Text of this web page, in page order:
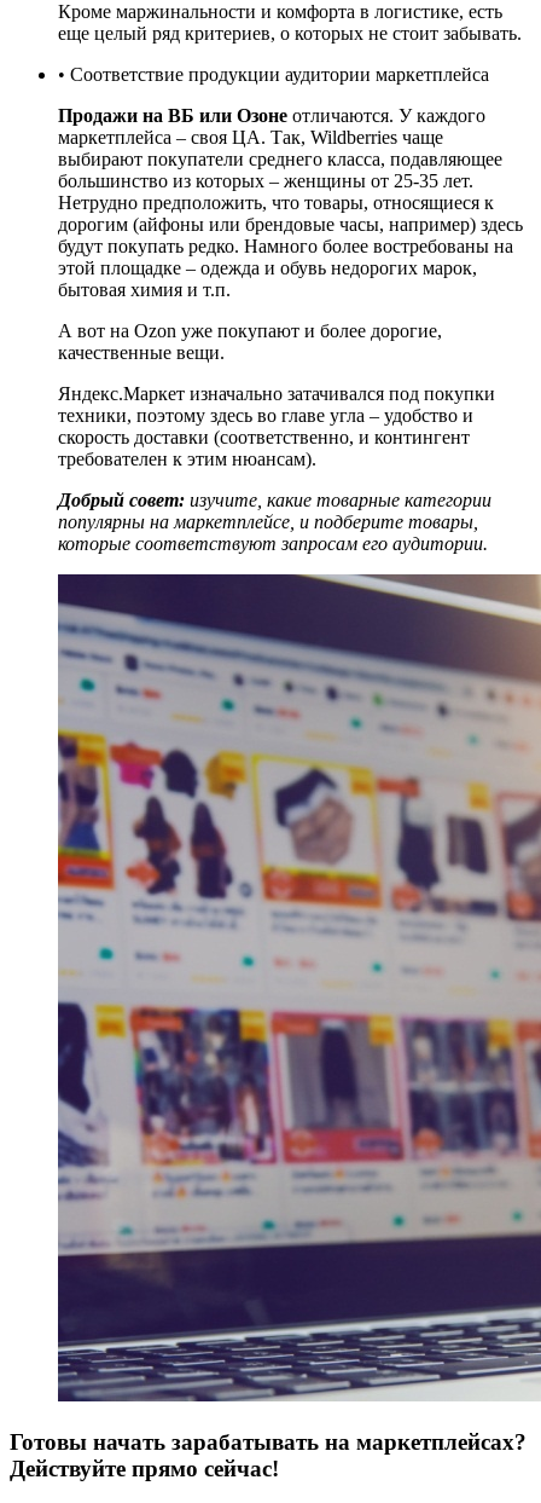
Кроме маржинальности и комфорта в логистике, есть
еще целый ряд критериев, о которых не стоит забывать.
• Соответствие продукции аудитории маркетплейса
Продажи на ВБ или Озоне отличаются. У каждого
маркетплейса – своя ЦА. Так, Wildberries чаще
выбирают покупатели среднего класса, подавляющее
большинство из которых – женщины от 25-35 лет.
Нетрудно предположить, что товары, относящиеся к
дорогим (айфоны или брендовые часы, например) здесь
будут покупать редко. Намного более востребованы на
этой площадке – одежда и обувь недорогих марок,
бытовая химия и т.п.
А вот на Ozon уже покупают и более дорогие,
качественные вещи.
Яндекс.Маркет изначально затачивался под покупки
техники, поэтому здесь во главе угла – удобство и
скорость доставки (соответственно, и контингент
требователен к этим нюансам).
Добрый совет: изучите, какие товарные категории
популярны на маркетплейсе, и подберите товары,
которые соответствуют запросам его аудитории.
Готовы начать зарабатывать на маркетплейсах?
Действуйте прямо сейчас!